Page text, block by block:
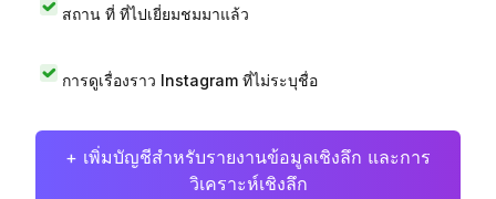
สถาน ที่ ที่ไปเยี่ยมชมมาแล้ว
การดูเรื่องราว Instagram ที่ไม่ระบุชื่อ
+ เพิ่มบัญชีสำหรับรายงานข้อมูลเชิงลึก และการ
วิเคราะห์เชิงลึก